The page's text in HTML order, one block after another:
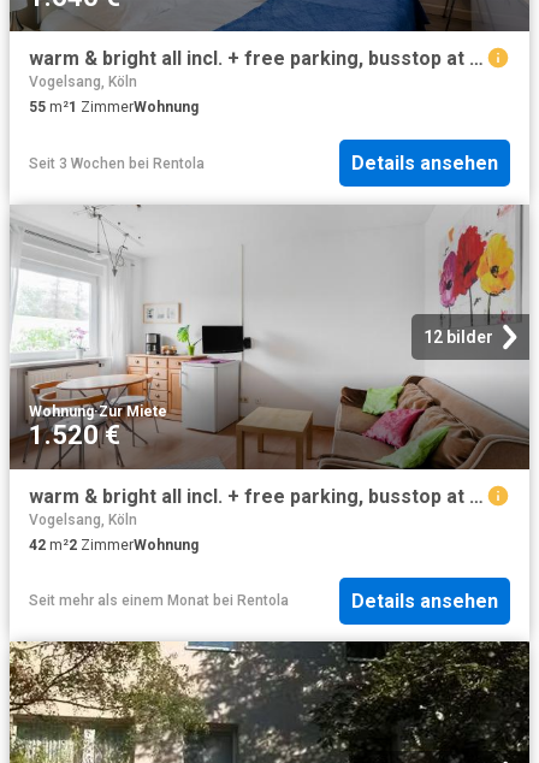
warm & bright all incl. + free parking, busstop at our doorstep, Koln Amsterdam Apartments for Rent
Vogelsang, Köln
55 m²1 ZimmerWohnung
Seit 3 Wochen bei Rentola Details ansehen
12 bilder
Wohnung·Zur Miete
1.520 €
warm & bright all incl. + free parking, busstop at our doorstep
Vogelsang, Köln
42 m²2 ZimmerWohnung
Seit mehr als einem Monat bei Rentola Details ansehen